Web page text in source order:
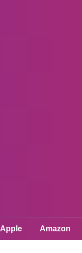
Apple Amazon